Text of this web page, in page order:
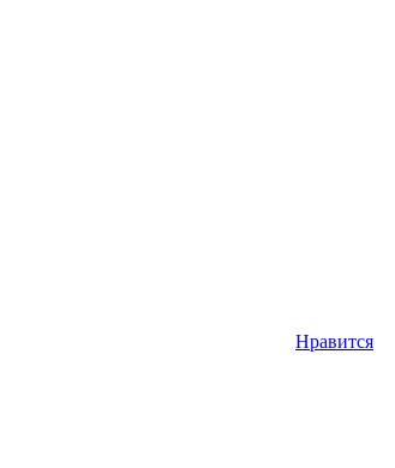
Нравится